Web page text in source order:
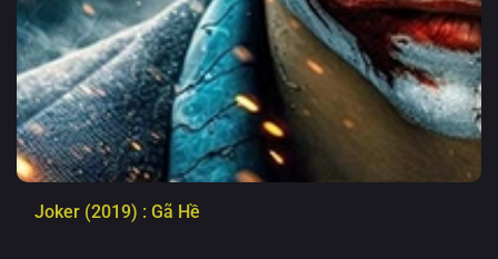
Joker (2019) : Gã Hề